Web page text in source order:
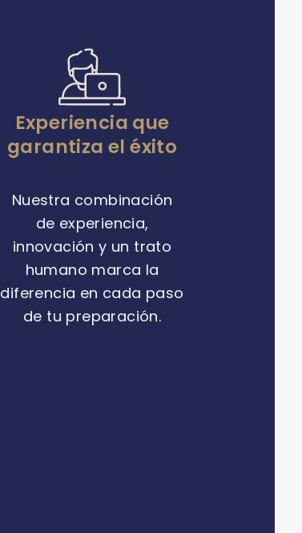
Experiencia que
garantiza el éxito
Nuestra combinación
de experiencia,
innovación y un trato
humano marca la
diferencia en cada paso
de tu preparación.